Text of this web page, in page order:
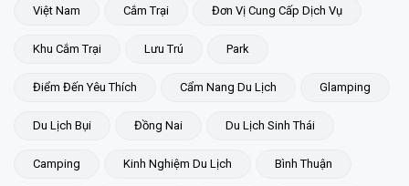
Việt Nam Cắm Trại Đơn Vị Cung Cấp Dịch Vụ
Khu Cắm Trại Lưu Trú Park
Điểm Đến Yêu Thích Cẩm Nang Du Lịch Glamping
Du Lịch Bụi Đồng Nai Du Lịch Sinh Thái
Camping Kinh Nghiệm Du Lịch Bình Thuận